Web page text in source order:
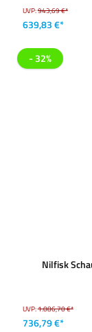
UVP:943,69 €*
639,83 €*
- 32%
Nilfisk
UVP:1.086,70 €*
736,79 €*